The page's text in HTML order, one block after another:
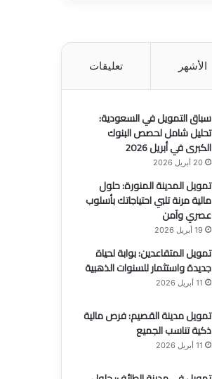
الأشهر تعليقات
سباق التمويل في السعودية:
تحليل شامل لحصص البنوك
الكبرى في أبريل 2026
20 أبريل 2026
تمويل المدينة المنورة: حلول
مالية مرنة تلبي احتياجاتك بأسلوب
عصري وآمن
19 أبريل 2026
تمويل المتقاعدين: بوابة لحياة
جديدة واستثمار للسنوات الذهبية
11 أبريل 2026
تمويل مدينة القصيم: فرص مالية
ذكية تناسب الجميع
11 أبريل 2026